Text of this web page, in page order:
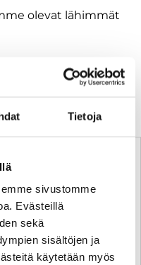
Tietoja
sivustomme
Evästeillä
sekä
sisältöjen ja
käytetään myös
olevat lähimmät